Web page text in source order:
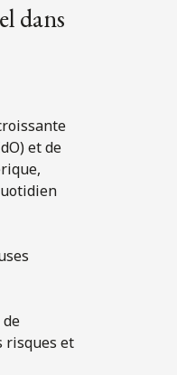
dans
et de
risques et